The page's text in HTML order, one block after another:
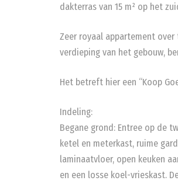
dakterras van 15 m² op het
Zeer royaal appartement
verdieping van het gebouw,
Het betreft hier een “Koop
Indeling:
Begane grond: Entree op de
ketel en meterkast, ruime
laminaatvloer, open keuken
en een losse koel-vrieskast.